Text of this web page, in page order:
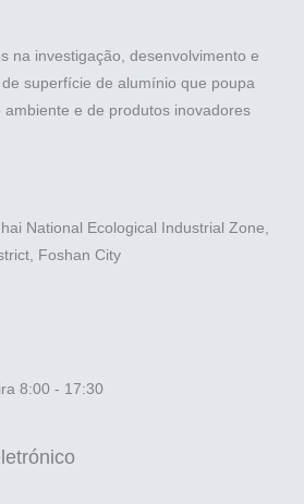
na investigação, desenvolvimento e
superfície de alumínio que poupa
e de produtos inovadores
National Ecological Industrial Zone,
Foshan City
8:00 - 17:30